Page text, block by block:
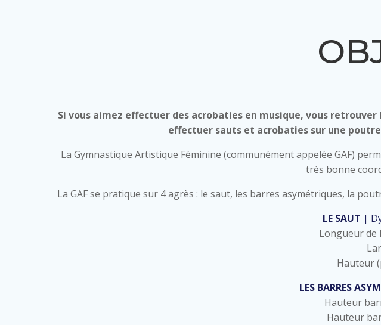
Si vous aimez effectuer des acrobaties en musique, vous
effectuer sauts et acrobaties sur une
La Gymnastique Artistique Féminine (communément appelée GAF)
très bonne
La GAF se pratique sur 4 agrès : le saut, les barres asymétriques, la
LE SAUT |
Longueur de
Hauteur
LES BARRES
Hauteur
Hauteur